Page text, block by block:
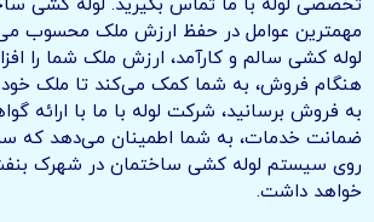
تخصصی لوله با ما تماس بگیرید. لوله کشی
مهمترین عوامل در حفظ ارزش ملک محسوب
لوله کشی سالم و کارآمد، ارزش ملک شما را
هنگام فروش، به شما کمک می‌کند تا ملک خود
به فروش برسانید، شرکت لوله با ما با ارائه
ضمانت خدمات، به شما اطمینان می‌دهد که
روی سیستم لوله کشی ساختمان در شهرک بنفشه
خواهد داشت.